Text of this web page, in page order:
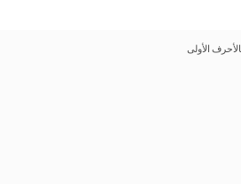
الأولى